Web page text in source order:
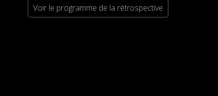
Voir le programme de la rétrospective